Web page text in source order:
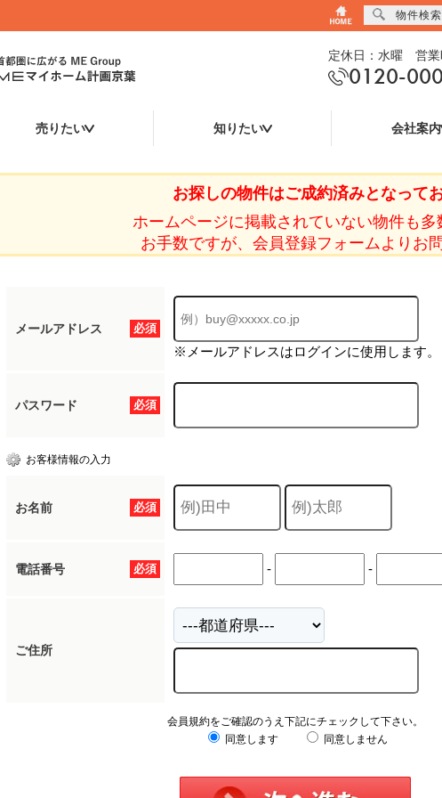
定休日：水曜 営業
0120-
売りたい 知りたい 会社案内
お探しの物件はご成約済みとなってお
ホームページに掲載されていない物件も多
お手数ですが、会員登録フォームよりお
必須
メールアドレス
※メールアドレスはログインに使用します。
必須
パスワード
お客様情報の入力
必須
お名前
必須
電話番号 - -
ご住所
会員規約をご確認のうえ下記にチェックして下さい。
同意します
同意しません
物件検索